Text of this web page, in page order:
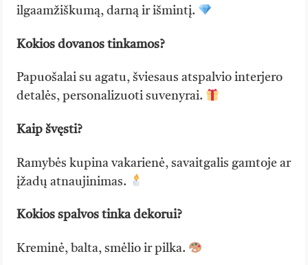
ilgaamžiškumą, darną ir išmintį.
Kokios dovanos tinkamos?
Papuošalai su agatu, šviesaus atspalvio interjero
detalės, personalizuoti suvenyrai.
Kaip švęsti?
Ramybės kupina vakarienė, savaitgalis gamtoje ar
įžadų atnaujinimas.
Kokios spalvos tinka dekorui?
Kreminė, balta, smėlio ir pilka.